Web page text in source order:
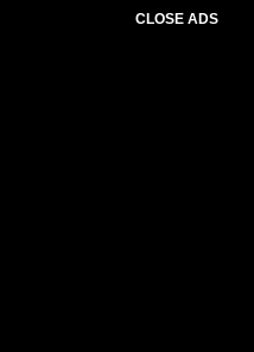
CLOSE ADS